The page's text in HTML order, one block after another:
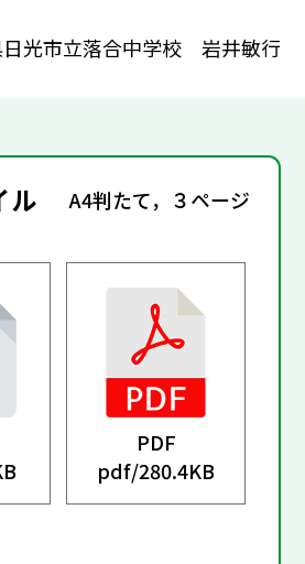
日光市立落合中学校 岩井敏行
ル A4判たて，３ページ
PDF
pdf/280.4KB